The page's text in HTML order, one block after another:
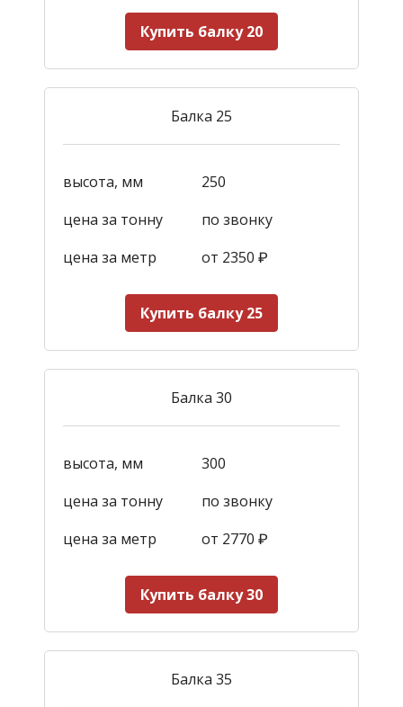
Купить балку 20
Балка 25
высота, мм
250
цена за тонну
по звонку
цена за метр
от 2350 ₽
Купить балку 25
Балка 30
высота, мм
300
цена за тонну
по звонку
цена за метр
от 2770 ₽
Купить балку 30
Балка 35